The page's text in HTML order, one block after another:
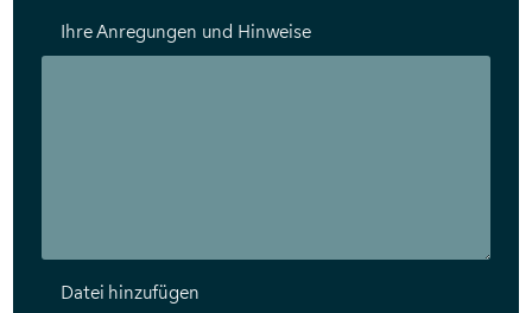
Ihre Anregungen und Hinweise
Datei hinzufügen